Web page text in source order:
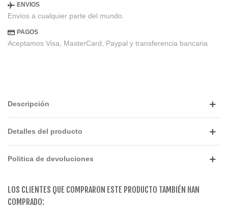
ENVIOS
Envíos a cualquier parte del mundo.
PAGOS
Aceptamos Visa, MasterCard, Paypal y transferencia bancaria
Descripción
Detalles del producto
Politica de devoluciones
LOS CLIENTES QUE COMPRARON ESTE PRODUCTO TAMBIÉN HAN
COMPRADO: